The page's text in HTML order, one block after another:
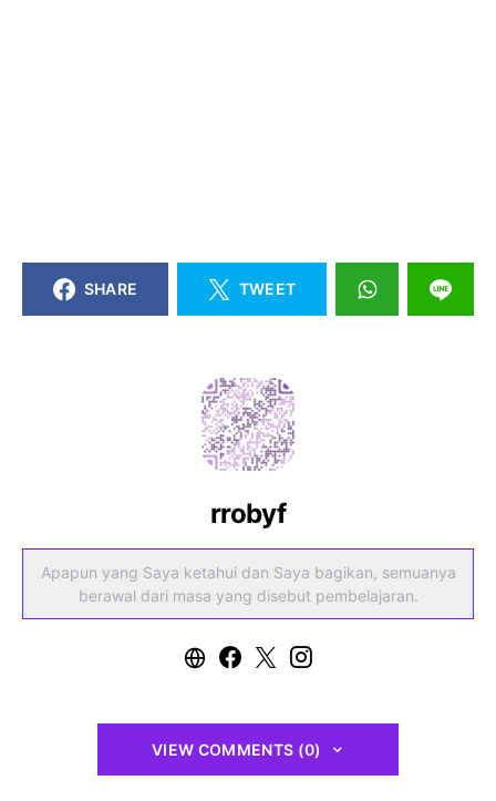
SHARE TWEET
rrobyf
Apapun yang Saya ketahui dan Saya bagikan, semuanya
berawal dari masa yang disebut pembelajaran.
VIEW COMMENTS (0)